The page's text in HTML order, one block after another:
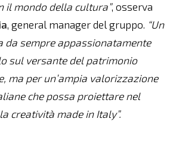
il mondo della cultura”, osserva
, general manager del gruppo. “Un
da sempre appassionatamente
sul versante del patrimonio
ma per un’ampia valorizzazione
che possa proiettare nel
creatività made in Italy”.